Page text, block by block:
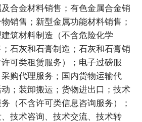
合金材料销售；有色金属合金销
销售；新型金属功能材料销售；
筑材料制造（不含危险化学
石灰和石膏制造；石灰和石膏销
可类租赁服务）；电子过磅服
购代理服务；国内货物运输代
；装卸搬运；货物进出口；技术
（不含许可类信息咨询服务）；
技术咨询、技术交流、技术转